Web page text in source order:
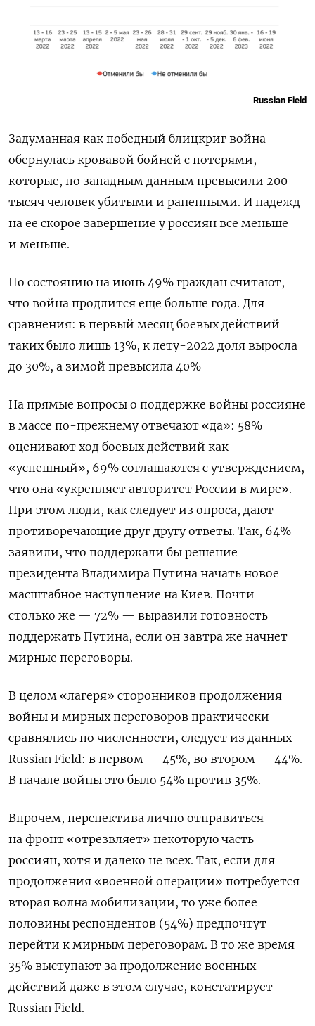
Russian Field
Задуманная как победный блицкриг война
обернулась кровавой бойней с потерями,
которые, по западным данным превысили 200
тысяч человек убитыми и раненными. И надежд
на ее скорое завершение у россиян все меньше
и меньше.
По состоянию на июнь 49% граждан считают,
что война продлится еще больше года. Для
сравнения: в первый месяц боевых действий
таких было лишь 13%, к лету-2022 доля выросла
до 30%, а зимой превысила 40%
На прямые вопросы о поддержке войны россияне
в массе по-прежнему отвечают «да»: 58%
оценивают ход боевых действий как
«успешный», 69% соглашаются с утверждением,
что она «укрепляет авторитет России в мире».
При этом люди, как следует из опроса, дают
противоречающие друг другу ответы. Так, 64%
заявили, что поддержали бы решение
президента Владимира Путина начать новое
масштабное наступление на Киев. Почти
столько же — 72% — выразили готовность
поддержать Путина, если он завтра же начнет
мирные переговоры.
В целом «лагеря» сторонников продолжения
войны и мирных переговоров практически
сравнялись по численности, следует из данных
Russian Field: в первом — 45%, во втором — 44%.
В начале войны это было 54% против 35%.
Впрочем, перспектива лично отправиться
на фронт «отрезвляет» некоторую часть
россиян, хотя и далеко не всех. Так, если для
продолжения «военной операции» потребуется
вторая волна мобилизации, то уже более
половины респондентов (54%) предпочтут
перейти к мирным переговорам. В то же время
35% выступают за продолжение военных
действий даже в этом случае, констатирует
Russian Field.